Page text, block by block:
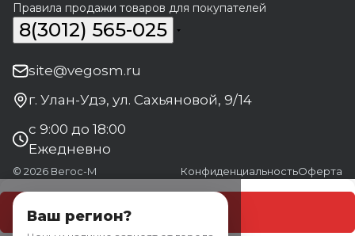
Правила продажи товаров для покупателей
8(3012) 565-025
site@vegosm.ru
г. Улан-Удэ, ул. Сахьяновой, 9/14
с 9:00 до 18:00
Ежедневно
© 2026 Вегос-М КонфиденциальностьОферта
Ваш регион?